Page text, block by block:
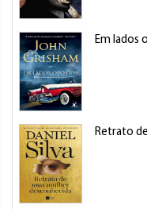
Em lados
Retrato